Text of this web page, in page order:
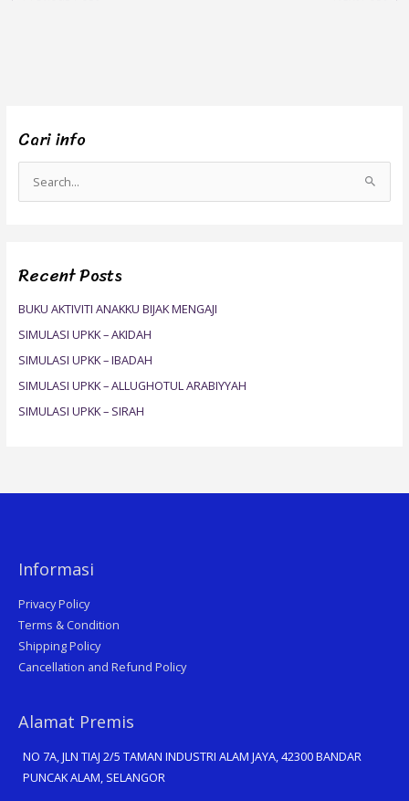
Cari info
e
c
o
r
:
Recent Posts
BUKU AKTIVITI ANAKKU BIJAK MENGAJI
SIMULASI UPKK – AKIDAH
SIMULASI UPKK – IBADAH
SIMULASI UPKK – ALLUGHOTUL ARABIYYAH
SIMULASI UPKK – SIRAH
Informasi
Privacy Policy
Terms & Condition
Shipping Policy
Cancellation and Refund Policy
Alamat Premis
NO 7A, JLN TIAJ 2/5 TAMAN INDUSTRI ALAM JAYA, 42300 BANDAR
PUNCAK ALAM, SELANGOR